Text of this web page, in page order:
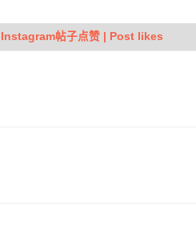
Instagram帖子点赞 | Post likes